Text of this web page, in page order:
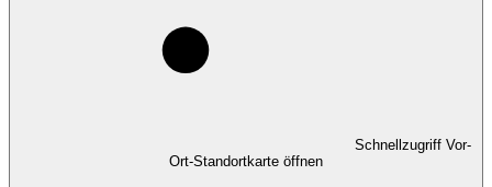
Schnellzugriff Vor-
Ort-Standortkarte öffnen